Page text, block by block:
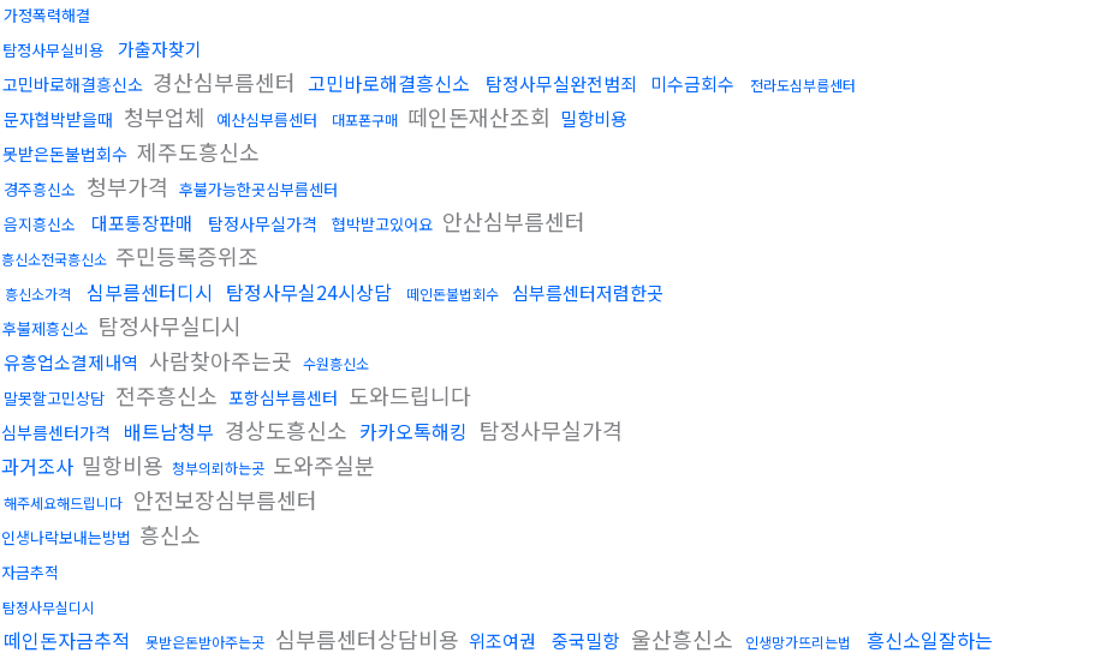
가정폭력해결
탐정사무실비용
가출자찾기
고민바로해결흥신소 경산심부름센터 고민바로해결흥신소 탐정사무실완전범죄 미수금회수 전라도심부름센터
문자협박받을때 청부업체 예산심부름센터 대포폰구매 떼인돈재산조회 밀항비용
못받은돈불법회수 제주도흥신소
경주흥신소 청부가격 후불가능한곳심부름센터
음지흥신소
대포통장판매 탐정사무실가격 협박받고있어요 안산심부름센터
흥신소전국흥신소 주민등록증위조
흥신소가격 심부름센터디시 탐정사무실24시상담 떼인돈불법회수 심부름센터저렴한곳
후불제흥신소 탐정사무실디시
유흥업소결제내역 사람찾아주는곳 수원흥신소
말못할고민상담 전주흥신소 포항심부름센터 도와드립니다
심부름센터가격 배트남청부 경상도흥신소 카카오톡해킹 탐정사무실가격
과거조사 밀항비용 청부의뢰하는곳 도와주실분
해주세요해드립니다 안전보장심부름센터
인생나락보내는방법 흥신소
자금추적
탐정사무실디시
떼인돈자금추적 못받은돈받아주는곳 심부름센터상담비용 위조여권 중국밀항 울산흥신소 인생망가뜨리는법
흥신소일잘하는